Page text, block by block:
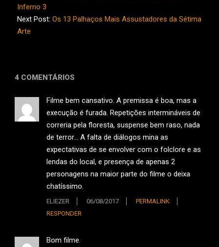
13
Inferno 3
Next Post: Os 13 Palhaços Mais Assustadores da Sétima
Arte
4 COMENTÁRIOS
Filme bem cansativo. A premissa é boa, mas a
execução é furada. Repetições intermináveis de
correria pela floresta, suspense bem raso, nada
de terror… A falta de diálogos mina as
expectativas de se envolver com o folclore e as
lendas do local, e presença de apenas 2
personagens na maior parte do filme o deixa
chatíssimo.
ELIEZER 06/08/2017
PERMALINK
RESPONDER
Bom filme.